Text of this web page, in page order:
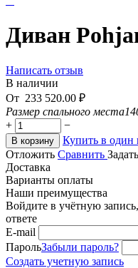
Диван
Написать отзыв
В наличии
От 233 520.00 ₽
Размер спального места
+
−
В корзину
Купить в один
Отложить Сравнить
Доставка
Варианты оплаты
Наши преимущества
Войдите в учётную
ответе
E-mail
ПарольЗабыли пароль?
Создать учетную запись